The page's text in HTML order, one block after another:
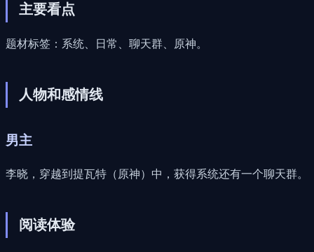
主要看点
题材标签：系统、日常、聊天群、原神。
人物和感情线
男主
李晓，穿越到提瓦特（原神）中，获得系统还有一个聊天群。
阅读体验